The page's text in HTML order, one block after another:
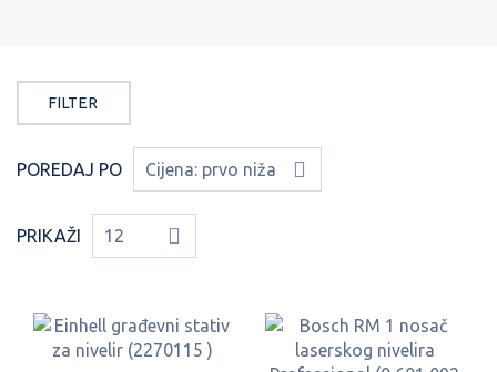
POREDAJ PO Cijena: prvo niža
PRIKAŽI 12
FILTER